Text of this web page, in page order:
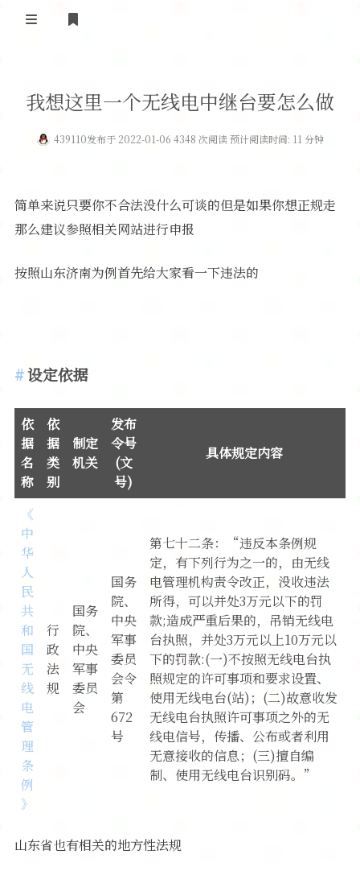
黄河事务
内部信息
黄河使命
无线新闻
活动竞赛
行业新闻
BA4II
软件
器材专区
我想这里一个无线电中继台要怎么做
439110发布于 2022-01-06 4348 次阅读 预计阅读时间: 11 分钟
简单来说只要你不合法没什么可谈的但是如果你想正规走
那么建议参照相关网站进行申报
按照山东济南为例首先给大家看一下违法的
设定依据
依
据
名
称
依
据
类
别
制定
机关
发布
令号
(文
号)
具体规定内容
《
中
华
人
民
共
和
国
无
线
电
管
理
条
例
》
行
政
法
规
国务
院、
中央
军事
委员
会
国务
院、
中央
军事
委员
会令
第
672
号
第七十二条：“违反本条例规
定，有下列行为之一的，由无线
电管理机构责令改正，没收违法
所得，可以并处3万元以下的罚
款;造成严重后果的，吊销无线电
台执照，并处3万元以上10万元以
下的罚款:(一)不按照无线电台执
照规定的许可事项和要求设置、
使用无线电台(站)；(二)故意收发
无线电台执照许可事项之外的无
线电信号，传播、公布或者利用
无意接收的信息；(三)擅自编
制、使用无线电台识别码。”
山东省也有相关的地方性法规